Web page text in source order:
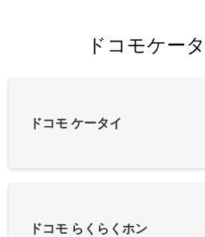
ドコモケー
ドコモ ケータイ
ドコモ らくらくホン